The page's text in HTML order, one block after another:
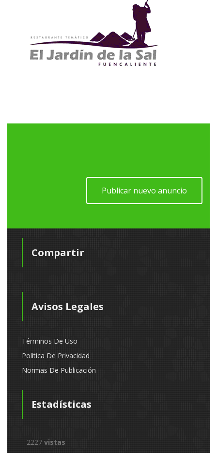
Publicar nuevo anuncio
Compartir
Avisos Legales
Términos De Uso
Política De Privacidad
Normas De Publicación
Estadísticas
2227 vistas